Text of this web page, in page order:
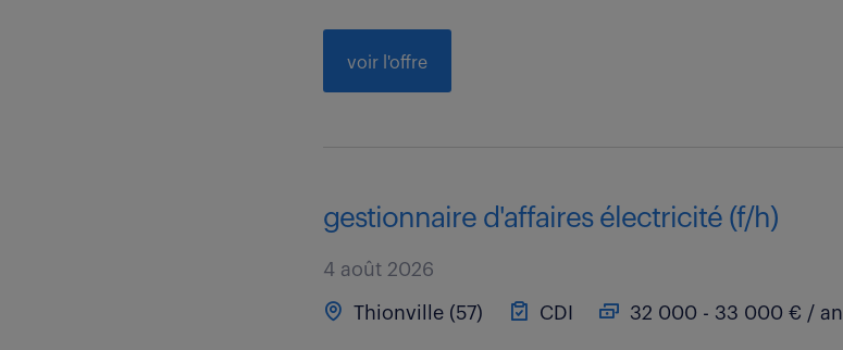
voir l'offre
gestionnaire d'affaires électricité (f/h)
4 août 2026
Thionville (57) CDI 32 000 - 33 000 € / an